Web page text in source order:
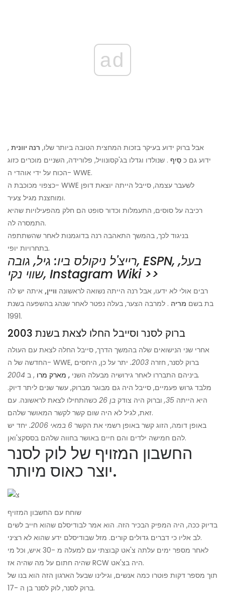
ad
אבל ברוק ידוע בעיקר בזכות המחצית הטובה ביותר שלו, רנה יוונית ,
ידוע גם כ סַיִף . שנולדו וגדלו בג'קסונוויל, פלורידה, השניים מוכרים כזוג
הכוח על ידי אוהדי ה- WWE.
כצפוי מכוכבת ה- WWE לשעבר עצמה, סייבל הייתה יוצאת דופן
ומוחצנת מגיל צעיר.
רכיבה על סוסים, התעמלות וכדור סופט הם חלק מהפעילויות שהיא
התמסרה לה.
בניגוד לכך, בהמשך התאהבה רנה בדוגמנות לאחר שהשתתפה
בתחרויות יופי.
רייצ'ל ניקולס ביו: גיל, גובה, ESPN, בעל,
שווי נקי, Instagram Wiki >>
רבים אולי לא ידעו, אבל רנה הייתה נשואה לראשונה וויין, איתה יש לה
בת בשם מריה . למרבה הצער, בעלה נפטר לאחר שנהג בהשפעה בשנת
1991.
ברוק לסנר וסייבל החלו לצאת בשנת 2003
אחרי שני הנישואים שלה בהמשך הדרך, סייבל החלה לצאת עם העולה
החדשה של ה- WWE, ברוק לסנר, חזרה 2003. יתר על כן, היחסים
ביניהם התבררו לאחר גירושיה מבעלה השני , מארק מרו , ב
2004.
מלבד גרוש פעמיים, סייבל היה גם מבוגר מברוק, עשר שנים ליתר דיוק.
היא הייתה 35,וברוק היה צודק בן 26
כשהתחילו לצאת לראשונה. עם
זאת, לגיל לא היה שום קשר לקשר המאושר שלהם.
באופן דומה, הזוג קשר באופן רשמי את הקשר 6 במאי 2006.
יחד יש
להם חמישה ילדים והם חיים באושר בחווה שלהם בססקצ'ואן.
החשבון המזויף של לוק לסנר
יוצר כאוס מיותר.
שוחח עם החשבון המזויף
בדיוק ככה, היה המפיק הבכיר הזה. הוא אמר לבודיסלם שהוא חייב לשים
לב אליו כי דברים גדולים קורים. מזל שבודיסלם ידע שהוא לא רציני.
לאחר מספר ימים עלתה צ'אט קבוצתי עם למעלה מ -30 איש, וכל מי
שהיה חתום על מה שהיה אז RCW היה בצ'אט.
תוך מספר דקות פוטרו כמה אנשים, וגילינו שבעל הארגון הזה הוא בנו של
ברוק לסנר, לוק לסנר בן ה -17.